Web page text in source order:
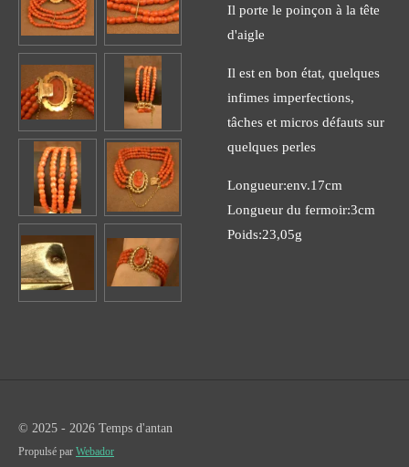
Il porte le poinçon à la tête
d'aigle
Il est en bon état, quelques
infimes imperfections,
tâches et micros défauts sur
quelques perles
Longueur:env.17cm
Longueur du fermoir:3cm
Poids:23,05g
© 2025 - 2026 Temps d'antan
Propulsé par Webador